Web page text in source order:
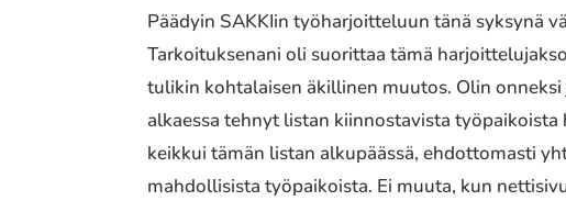
Päädyin SAKKIin työharjoitteluun tänä syksynä
Tarkoituksenani oli suorittaa tämä
tulikin kohtalaisen äkillinen muutos. Olin
alkaessa tehnyt listan kiinnostavista
keikkui tämän listan alkupäässä, ehdottomasti
mahdollisista työpaikoista. Ei muuta, kun